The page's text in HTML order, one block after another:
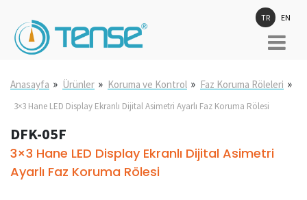
TR EN
Anasayfa » Ürünler » Koruma ve Kontrol » Faz Koruma Röleleri »
3×3 Hane LED Display Ekranlı Dijital Asimetri Ayarlı Faz Koruma Rölesi
DFK-05F
3×3 Hane LED Display Ekranlı Dijital Asimetri
Ayarlı Faz Koruma Rölesi